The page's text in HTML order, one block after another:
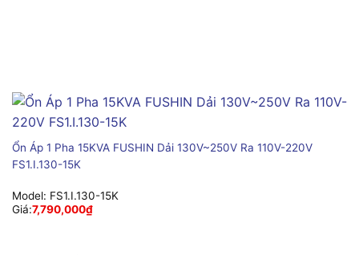
Ổn Áp 1 Pha 15KVA FUSHIN Dải 130V~250V Ra 110V-220V
FS1.I.130-15K
Model: FS1.I.130-15K
Giá:7,790,000₫